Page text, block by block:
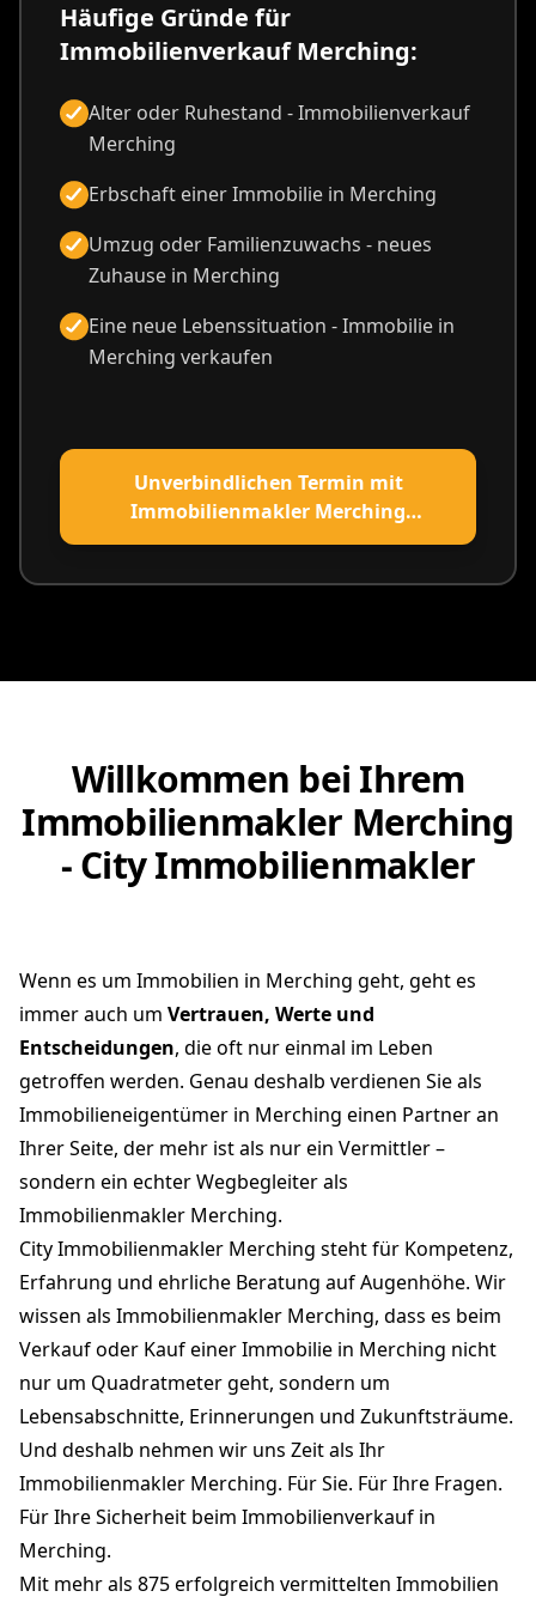
Häufige Gründe für
Immobilienverkauf Merching:
Alter oder Ruhestand - Immobilienverkauf
Merching
Erbschaft einer Immobilie in Merching
Umzug oder Familienzuwachs - neues
Zuhause in Merching
Eine neue Lebenssituation - Immobilie in
Merching verkaufen
Unverbindlichen Termin mit
Immobilienmakler Merching
vereinbaren
Willkommen bei Ihrem
Immobilienmakler Merching
- City Immobilienmakler
Wenn es um Immobilien in Merching geht, geht es
immer auch um Vertrauen, Werte und
Entscheidungen, die oft nur einmal im Leben
getroffen werden. Genau deshalb verdienen Sie als
Immobilieneigentümer in Merching einen Partner an
Ihrer Seite, der mehr ist als nur ein Vermittler –
sondern ein echter Wegbegleiter als
Immobilienmakler Merching.
City Immobilienmakler Merching steht für Kompetenz,
Erfahrung und ehrliche Beratung auf Augenhöhe. Wir
wissen als Immobilienmakler Merching, dass es beim
Verkauf oder Kauf einer Immobilie in Merching nicht
nur um Quadratmeter geht, sondern um
Lebensabschnitte, Erinnerungen und Zukunftsträume.
Und deshalb nehmen wir uns Zeit als Ihr
Immobilienmakler Merching. Für Sie. Für Ihre Fragen.
Für Ihre Sicherheit beim Immobilienverkauf in
Merching.
Mit mehr als 875 erfolgreich vermittelten Immobilien